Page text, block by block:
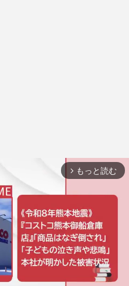
arrow_forward_ios もっと読む